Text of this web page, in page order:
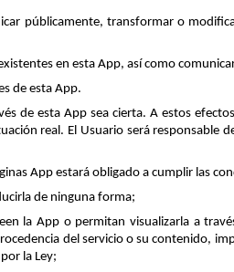
públicamente, transformar o
en esta App, así como
de esta App.
de esta App sea cierta. A estos
real. El Usuario será responsable
App estará obligado a cumplir las
de ninguna forma;
la App o permitan visualizarla a
del servicio o su contenido,
la Ley;